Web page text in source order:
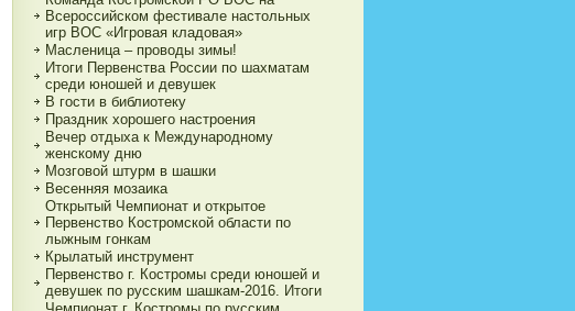
Всероссийском фестивале настольных
игр ВОС «Игровая кладовая»
Масленица – проводы зимы!
Итоги Первенства России по шахматам
среди юношей и девушек
В гости в библиотеку
Праздник хорошего настроения
Вечер отдыха к Международному
женскому дню
Мозговой штурм в шашки
Весенняя мозаика
Открытый Чемпионат и открытое
Первенство Костромской области по
лыжным гонкам
Крылатый инструмент
Первенство г. Костромы среди юношей и
девушек по русским шашкам-2016. Итоги